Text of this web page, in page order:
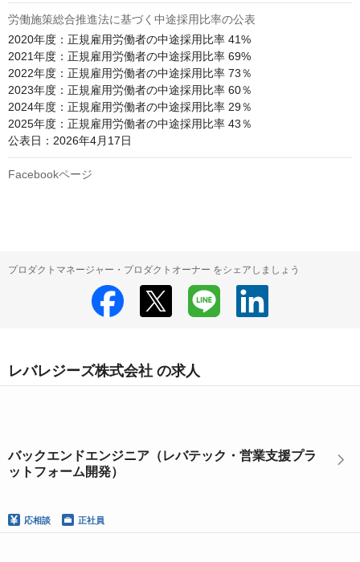
労働施策総合推進法に基づく中途採用比率の公表
2020年度：正規雇用労働者の中途採用比率 41%
2021年度：正規雇用労働者の中途採用比率 69%
2022年度：正規雇用労働者の中途採用比率 73％
2023年度：正規雇用労働者の中途採用比率 60％
2024年度：正規雇用労働者の中途採用比率 29％
2025年度：正規雇用労働者の中途採用比率 43％
公表日：2026年4月17日
Facebookページ
プロダクトマネージャー・プロダクトオーナー をシェアしましょう
レバレジーズ株式会社 の求人
バックエンドエンジニア（レバテック・営業支援プラ
ットフォーム開発）
応相談 正社員